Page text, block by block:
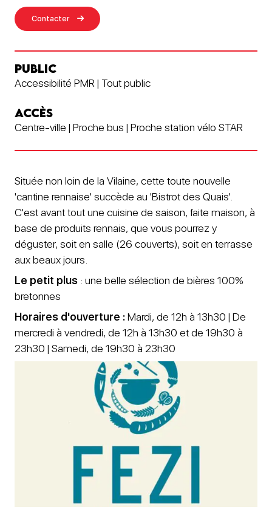
Contacter
PUBLIC
Accessibilité PMR | Tout public
ACCÈS
Centre-ville | Proche bus | Proche station vélo STAR
Située non loin de la Vilaine, cette toute nouvelle
'cantine rennaise' succède au 'Bistrot des Quais'.
C'est avant tout une cuisine de saison, faite maison, à
base de produits rennais, que vous pourrez y
déguster, soit en salle (26 couverts), soit en terrasse
aux beaux jours.
Le petit plus : une belle sélection de bières 100%
bretonnes
Horaires d'ouverture :Mardi, de 12h à 13h30 | De
mercredi à vendredi, de 12h à 13h30 et de 19h30 à
23h30 | Samedi, de 19h30 à 23h30